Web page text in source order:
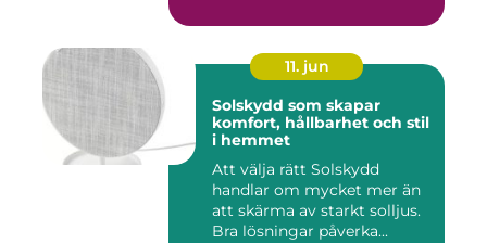
11. jun
Solskydd som skapar
komfort, hållbarhet och stil
i hemmet
Att välja rätt Solskydd
handlar om mycket mer än
att skärma av starkt solljus.
Bra lösningar påverka...